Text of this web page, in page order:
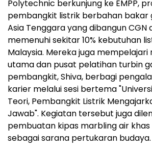
Polytechnic berkunjung ke EMPP,
pembangkit listrik berbahan bakar
Asia Tenggara yang dibangun CGN
memenuhi sekitar 10% kebutuhan
Malaysia. Mereka juga mempelajari
utama dan pusat pelatihan turbin
pembangkit, Shiva, berbagi
karier melalui sesi bertema
Teori, Pembangkit Listrik
Jawab". Kegiatan tersebut juga
pembuatan kipas marbling air khas
sebagai sarana pertukaran budaya.